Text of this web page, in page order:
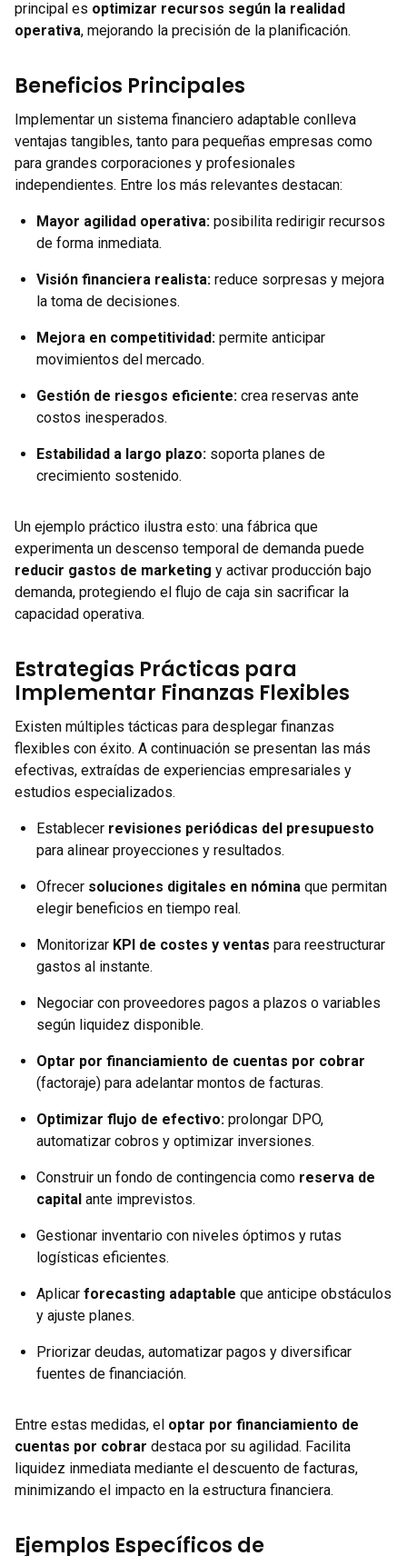
principal es optimizar recursos según la realidad
operativa, mejorando la precisión de la planificación.
Beneficios Principales
Implementar un sistema financiero adaptable conlleva
ventajas tangibles, tanto para pequeñas empresas como
para grandes corporaciones y profesionales
independientes. Entre los más relevantes destacan:
Mayor agilidad operativa: posibilita redirigir recursos
de forma inmediata.
Visión financiera realista: reduce sorpresas y mejora
la toma de decisiones.
Mejora en competitividad: permite anticipar
movimientos del mercado.
Gestión de riesgos eficiente: crea reservas ante
costos inesperados.
Estabilidad a largo plazo: soporta planes de
crecimiento sostenido.
Un ejemplo práctico ilustra esto: una fábrica que
experimenta un descenso temporal de demanda puede
reducir gastos de marketing y activar producción bajo
demanda, protegiendo el flujo de caja sin sacrificar la
capacidad operativa.
Estrategias Prácticas para
Implementar Finanzas Flexibles
Existen múltiples tácticas para desplegar finanzas
flexibles con éxito. A continuación se presentan las más
efectivas, extraídas de experiencias empresariales y
estudios especializados.
Establecer revisiones periódicas del presupuesto
para alinear proyecciones y resultados.
Ofrecer soluciones digitales en nómina que permitan
elegir beneficios en tiempo real.
Monitorizar KPI de costes y ventas para reestructurar
gastos al instante.
Negociar con proveedores pagos a plazos o variables
según liquidez disponible.
Optar por financiamiento de cuentas por cobrar
(factoraje) para adelantar montos de facturas.
Optimizar flujo de efectivo: prolongar DPO,
automatizar cobros y optimizar inversiones.
Construir un fondo de contingencia como reserva de
capital ante imprevistos.
Gestionar inventario con niveles óptimos y rutas
logísticas eficientes.
Aplicar forecasting adaptable que anticipe obstáculos
y ajuste planes.
Priorizar deudas, automatizar pagos y diversificar
fuentes de financiación.
Entre estas medidas, el optar por financiamiento de
cuentas por cobrar destaca por su agilidad. Facilita
liquidez inmediata mediante el descuento de facturas,
minimizando el impacto en la estructura financiera.
Ejemplos Específicos de